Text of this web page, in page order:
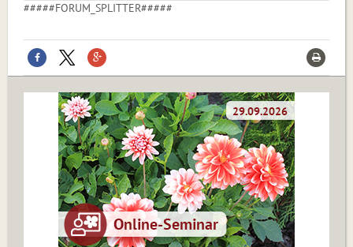
#####FORUM_SPLITTER#####